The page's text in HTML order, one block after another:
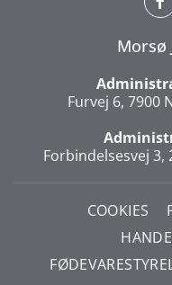
Morsø
Furvej 6, 7900
Forbindelsesvej 3,
COOKIES